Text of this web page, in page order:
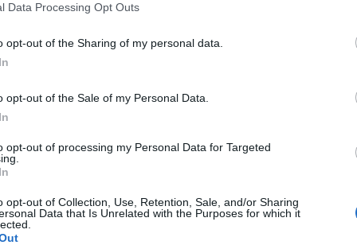
Data Processing Opt Outs
opt-out of the Sharing of my personal data.
opt-out of the Sale of my Personal Data.
opt-out of processing my Personal Data for Targeted
opt-out of Collection, Use, Retention, Sale, and/or Sharing
Data that Is Unrelated with the Purposes for which it
κάνουν διακοπές
Τσιτσάνη
του, Χόρχε
Πιο
«Καρυστιανού,
φοβικό
ραντεβού του
επειδή κλάπηκε